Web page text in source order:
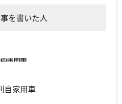
を書いた人
自家用車